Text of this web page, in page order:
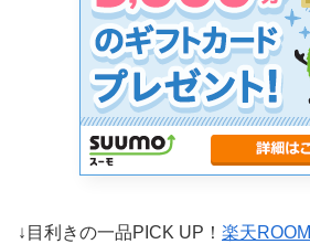
↓目利きの一品PICK UP！ 楽天ROOM